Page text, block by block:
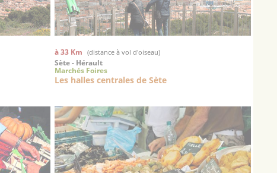
à 33 Km (distance à vol d'oiseau)
Sète - Hérault
Marchés Foires
Les halles centrales de Sète